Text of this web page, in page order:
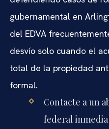
gubernamental en
del EDVA
desvío solo cuando el
total de la propiedad
formal.
Contacte a un
federal